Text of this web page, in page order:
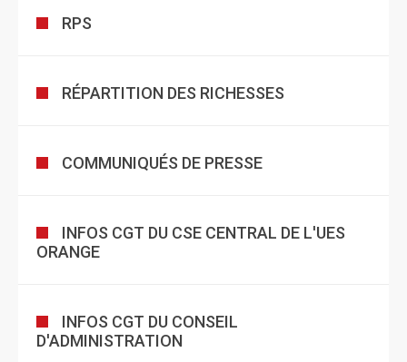
RPS
RÉPARTITION DES RICHESSES
COMMUNIQUÉS DE PRESSE
INFOS CGT DU CSE CENTRAL DE L'UES
ORANGE
INFOS CGT DU CONSEIL
D'ADMINISTRATION